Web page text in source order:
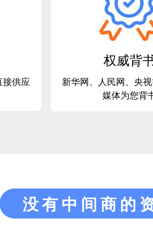
接供应
权威背
新华网、人民网、央
媒体为您背
没有中间商的